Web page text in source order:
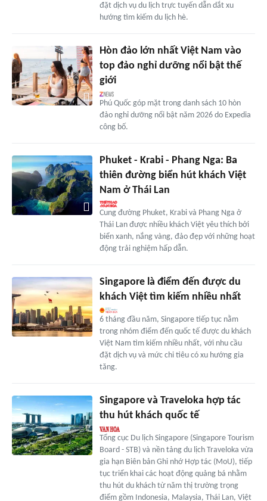
đặt dịch vụ du lịch trực tuyến dẫn dắt xu
hướng tìm kiếm du lịch hè.
Hòn đảo lớn nhất Việt Nam vào
top đảo nghỉ dưỡng nổi bật thế
giới
Phú Quốc góp mặt trong danh sách 10 hòn
đảo nghỉ dưỡng nổi bật năm 2026 do Expedia
công bố.
Phuket - Krabi - Phang Nga: Ba
thiên đường biển hút khách Việt
Nam ở Thái Lan
Cung đường Phuket, Krabi và Phang Nga ở
Thái Lan được nhiều khách Việt yêu thích bởi
biển xanh, nắng vàng, đảo đẹp với những hoạt
động trải nghiệm hấp dẫn.
Singapore là điểm đến được du
khách Việt tìm kiếm nhiều nhất
6 tháng đầu năm, Singapore tiếp tục nằm
trong nhóm điểm đến quốc tế được du khách
Việt Nam tìm kiếm nhiều nhất, với nhu cầu
đặt dịch vụ và mức chi tiêu có xu hướng gia
tăng.
Singapore và Traveloka hợp tác
thu hút khách quốc tế
Tổng cục Du lịch Singapore (Singapore Tourism
Board - STB) và nền tảng du lịch Traveloka vừa
gia hạn Biên bản Ghi nhớ Hợp tác (MoU), tiếp
tục triển khai các hoạt động quảng bá nhằm
thu hút du khách từ năm thị trường trọng
điểm gồm Indonesia, Malaysia, Thái Lan, Việt